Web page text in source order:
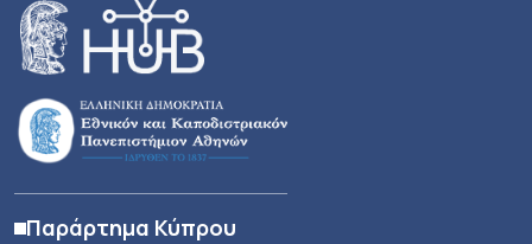
Παράρτημα Κύπρου